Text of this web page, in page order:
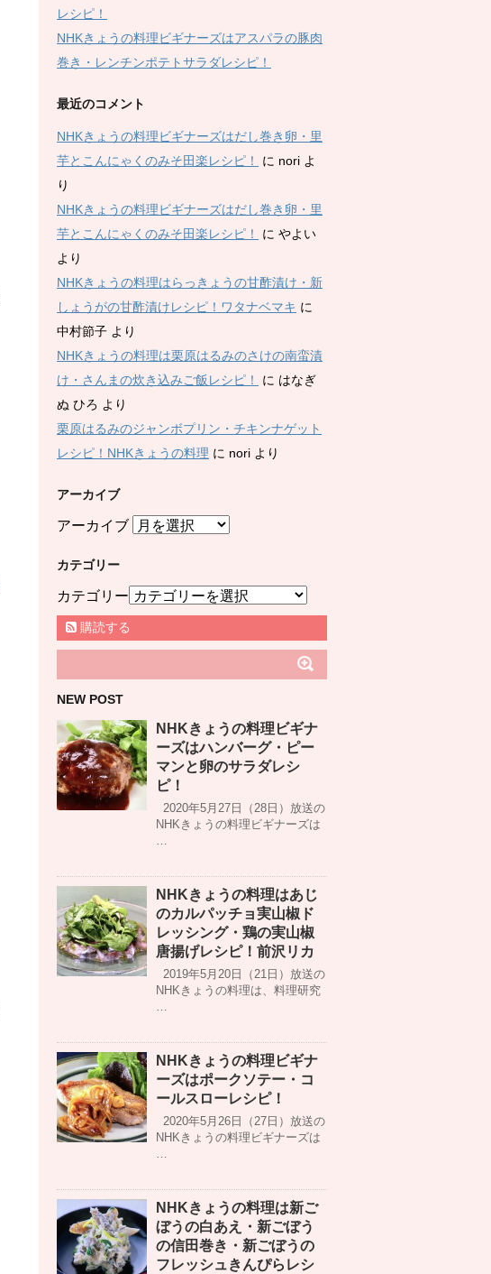
レシピ！
NHKきょうの料理ビギナーズはアスパラの豚肉
巻き・レンチンポテトサラダレシピ！
最近のコメント
NHKきょうの料理ビギナーズはだし巻き卵・里
芋とこんにゃくのみそ田楽レシピ！
に nori よ
り
NHKきょうの料理ビギナーズはだし巻き卵・里
芋とこんにゃくのみそ田楽レシピ！
に やよい
より
NHKきょうの料理はらっきょうの甘酢漬け・新
しょうがの甘酢漬けレシピ！ワタナベマキ に
中村節子 より
NHKきょうの料理は栗原はるみのさけの南蛮漬
け・さんまの炊き込みご飯レシピ！
に はなぎ
ぬ ひろ より
栗原はるみのジャンボプリン・チキンナゲット
レシピ！NHKきょうの料理 に nori より
アーカイブ
アーカイブ
カテゴリー
カテゴリー
購読する
NEW POST
NHKきょうの料理ビギナ
ーズはハンバーグ・ピー
マンと卵のサラダレシ
ピ！
2020年5月27日（28日）放送の
NHKきょうの料理ビギナーズは
…
NHKきょうの料理はあじ
のカルパッチョ実山椒ド
レッシング・鶏の実山椒
唐揚げレシピ！前沢リカ
2019年5月20日（21日）放送の
NHKきょうの料理は、料理研究
…
NHKきょうの料理ビギナ
ーズはポークソテー・コ
ールスローレシピ！
2020年5月26日（27日）放送の
NHKきょうの料理ビギナーズは
…
NHKきょうの料理は新ご
ぼうの白あえ・新ごぼう
の信田巻き・新ごぼうの
フレッシュきんぴらレシ